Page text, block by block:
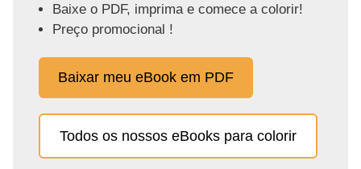
Baixe o PDF, imprima e comece a colorir!
Preço promocional !
Baixar meu eBook em PDF
Todos os nossos eBooks para colorir